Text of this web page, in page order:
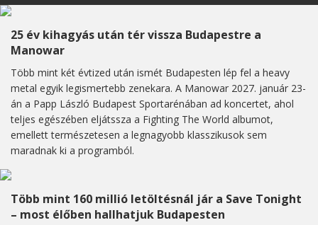
25 év kihagyás után tér vissza Budapestre a
Manowar
Több mint két évtized után ismét Budapesten lép fel a heavy
metal egyik legismertebb zenekara. A Manowar 2027. január 23-
án a Papp László Budapest Sportarénában ad koncertet, ahol
teljes egészében eljátssza a Fighting The World albumot,
emellett természetesen a legnagyobb klasszikusok sem
maradnak ki a programból.
Több mint 160 millió letöltésnál jár a Save Tonight
– most élőben hallhatjuk Budapesten